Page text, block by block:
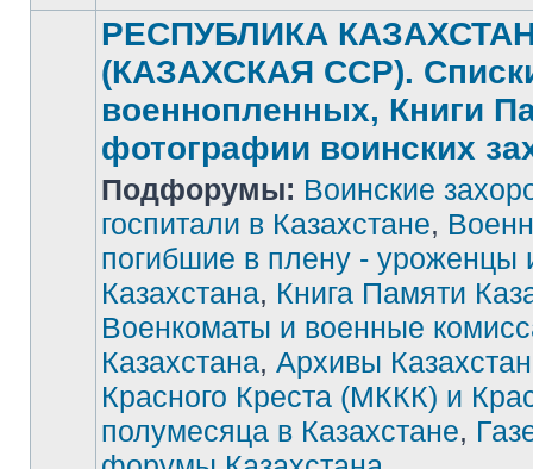
Нет
непрочитанных
сообщений
РЕСПУБЛИКА
(КАЗАХСКАЯ ССР).
военнопленных, Книги
фотографии воинских
Подфорумы: Воинские
госпитали в Казахстане,
погибшие в плену - уроженцы
Казахстана, Книга Памяти
Военкоматы и военные
Казахстана, Архивы
Красного Креста (МККК) и
полумесяца в Казахстане,